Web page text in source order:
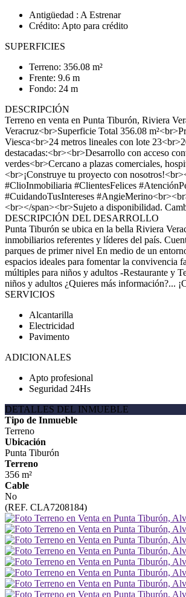
Antigüedad : A Estrenar
Crédito: Apto para crédito
SUPERFICIES
Terreno: 356.08 m²
Frente: 9.6 m
Fondo: 24 m
DESCRIPCIÓN
Terreno en venta en Punta Tiburón, Riviera
Veracruz<br>Superficie Total 356.08
Viesca<br>24 metros lineales con lote
destacadas:<br><br>Desarrollo con acceso
verdes<br>Cercano a plazas comerciales,
<br>¡Construye tu proyecto con
#ClioInmobiliaria #ClientesFelices
#CuidandoTusIntereses
<br></span><br>Sujeto a disponibilidad.
DESCRIPCIÓN DEL DESARROLLO
Punta Tiburón se ubica en la bella Riviera
inmobiliarios referentes y líderes del país.
parques de primer nivel En medio de un
espacios ideales para fomentar la convivencia
múltiples para niños y adultos -Restaurante y
niños y adultos ¿Quieres más información?...
SERVICIOS
Alcantarilla
Electricidad
Pavimento
ADICIONALES
Apto profesional
Seguridad 24Hs
DETALLES DEL INMUEBLE
Tipo de Inmueble
Terreno
Ubicación
Punta Tiburón
Terreno
356 m²
Cable
No
(REF. CLA7208184)